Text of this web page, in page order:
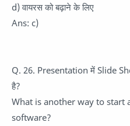
d) वायरस को बढ़ाने के लिए
Ans: c)
Q. 26. Presentation में Slide
है?
What is another way to start
software?